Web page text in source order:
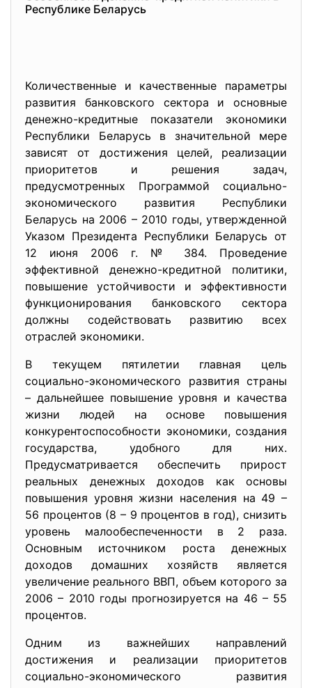
Республике Беларусь
Количественные и качественные параметры
развития банковского сектора и основные
денежно-кредитные показатели экономики
Республики Беларусь в значительной мере
зависят от достижения целей, реализации
приоритетов и решения задач,
предусмотренных Программой социально-
экономического развития Республики
Беларусь на 2006 – 2010 годы, утвержденной
Указом Президента Республики Беларусь от
12 июня 2006 г. № 384. Проведение
эффективной денежно-кредитной политики,
повышение устойчивости и эффективности
функционирования банковского сектора
должны содействовать развитию всех
отраслей экономики.
В текущем пятилетии главная цель
социально-экономического развития страны
– дальнейшее повышение уровня и качества
жизни людей на основе повышения
конкурентоспособности экономики, создания
государства, удобного для них.
Предусматривается обеспечить прирост
реальных денежных доходов как основы
повышения уровня жизни населения на 49 –
56 процентов (8 – 9 процентов в год), снизить
уровень малообеспеченности в 2 раза.
Основным источником роста денежных
доходов домашних хозяйств является
увеличение реального ВВП, объем которого за
2006 – 2010 годы прогнозируется на 46 – 55
процентов.
Одним из важнейших направлений
достижения и реализации приоритетов
социально-экономического развития